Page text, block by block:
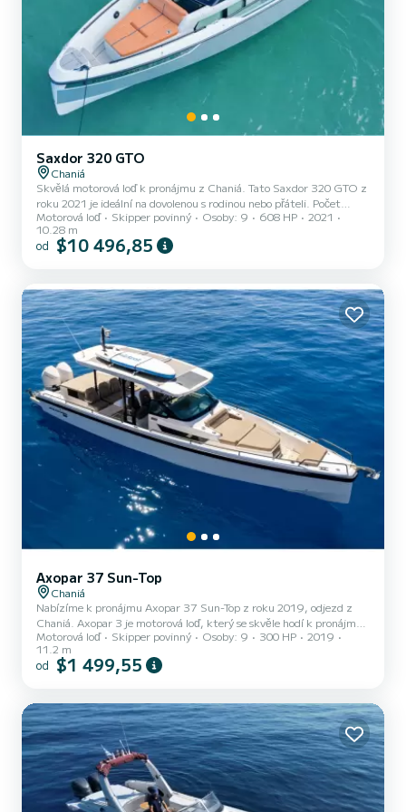
Saxdor 320 GTO
Chaniá
Skvělá motorová loď k pronájmu z Chaniá. Tato Saxdor 320 GTO z
roku 2021 je ideální na dovolenou s rodinou nebo přáteli. Počet
komfortních kajut: 1 a počet osob na lodi: 9. S celkovou délkou10 m
a výkonem HP bude tato loď vaším nejlepším společníkem na
nezapomenutelné dovolené v okolí Chaniá Pro vaše pohodlí, Saxdor
reproduktory, USB zástrčka, Sprcha na palubě. Vaše d...
Motorová loď Skipper povinný Osoby: 9 608 HP
2021
10.28 m
od $10 496,85
Axopar 37 Sun-Top
Chaniá
Nabízíme k pronájmu Axopar 37 Sun-Top z roku 2019, odjezd z
Chaniá. Axopar 3 je motorová loď, který se skvěle hodí k pronájmu.
Tato: boat_type je velmi snadno manévrovatelná a hodí se na plavbu
trvající jeden týden či déle. Počet komfortních kajut: 1 a počet osob
na lodi: 9. S celkovou délkou11 m a výkonem HP bude tato loď
Konkrétně zahrnuje následující vybavení...
Motorová loď Skipper povinný Osoby: 9 300 HP
2019
11.2 m
od $1 499,55